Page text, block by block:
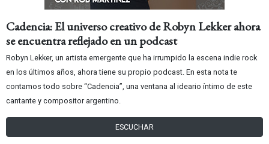
Cadencia: El universo creativo de Robyn Lekker ahora
se encuentra reflejado en un podcast
Robyn Lekker, un artista emergente que ha irrumpido la escena indie rock
en los últimos años, ahora tiene su propio podcast. En esta nota te
contamos todo sobre “Cadencia”, una ventana al ideario íntimo de este
cantante y compositor argentino.
ESCUCHAR